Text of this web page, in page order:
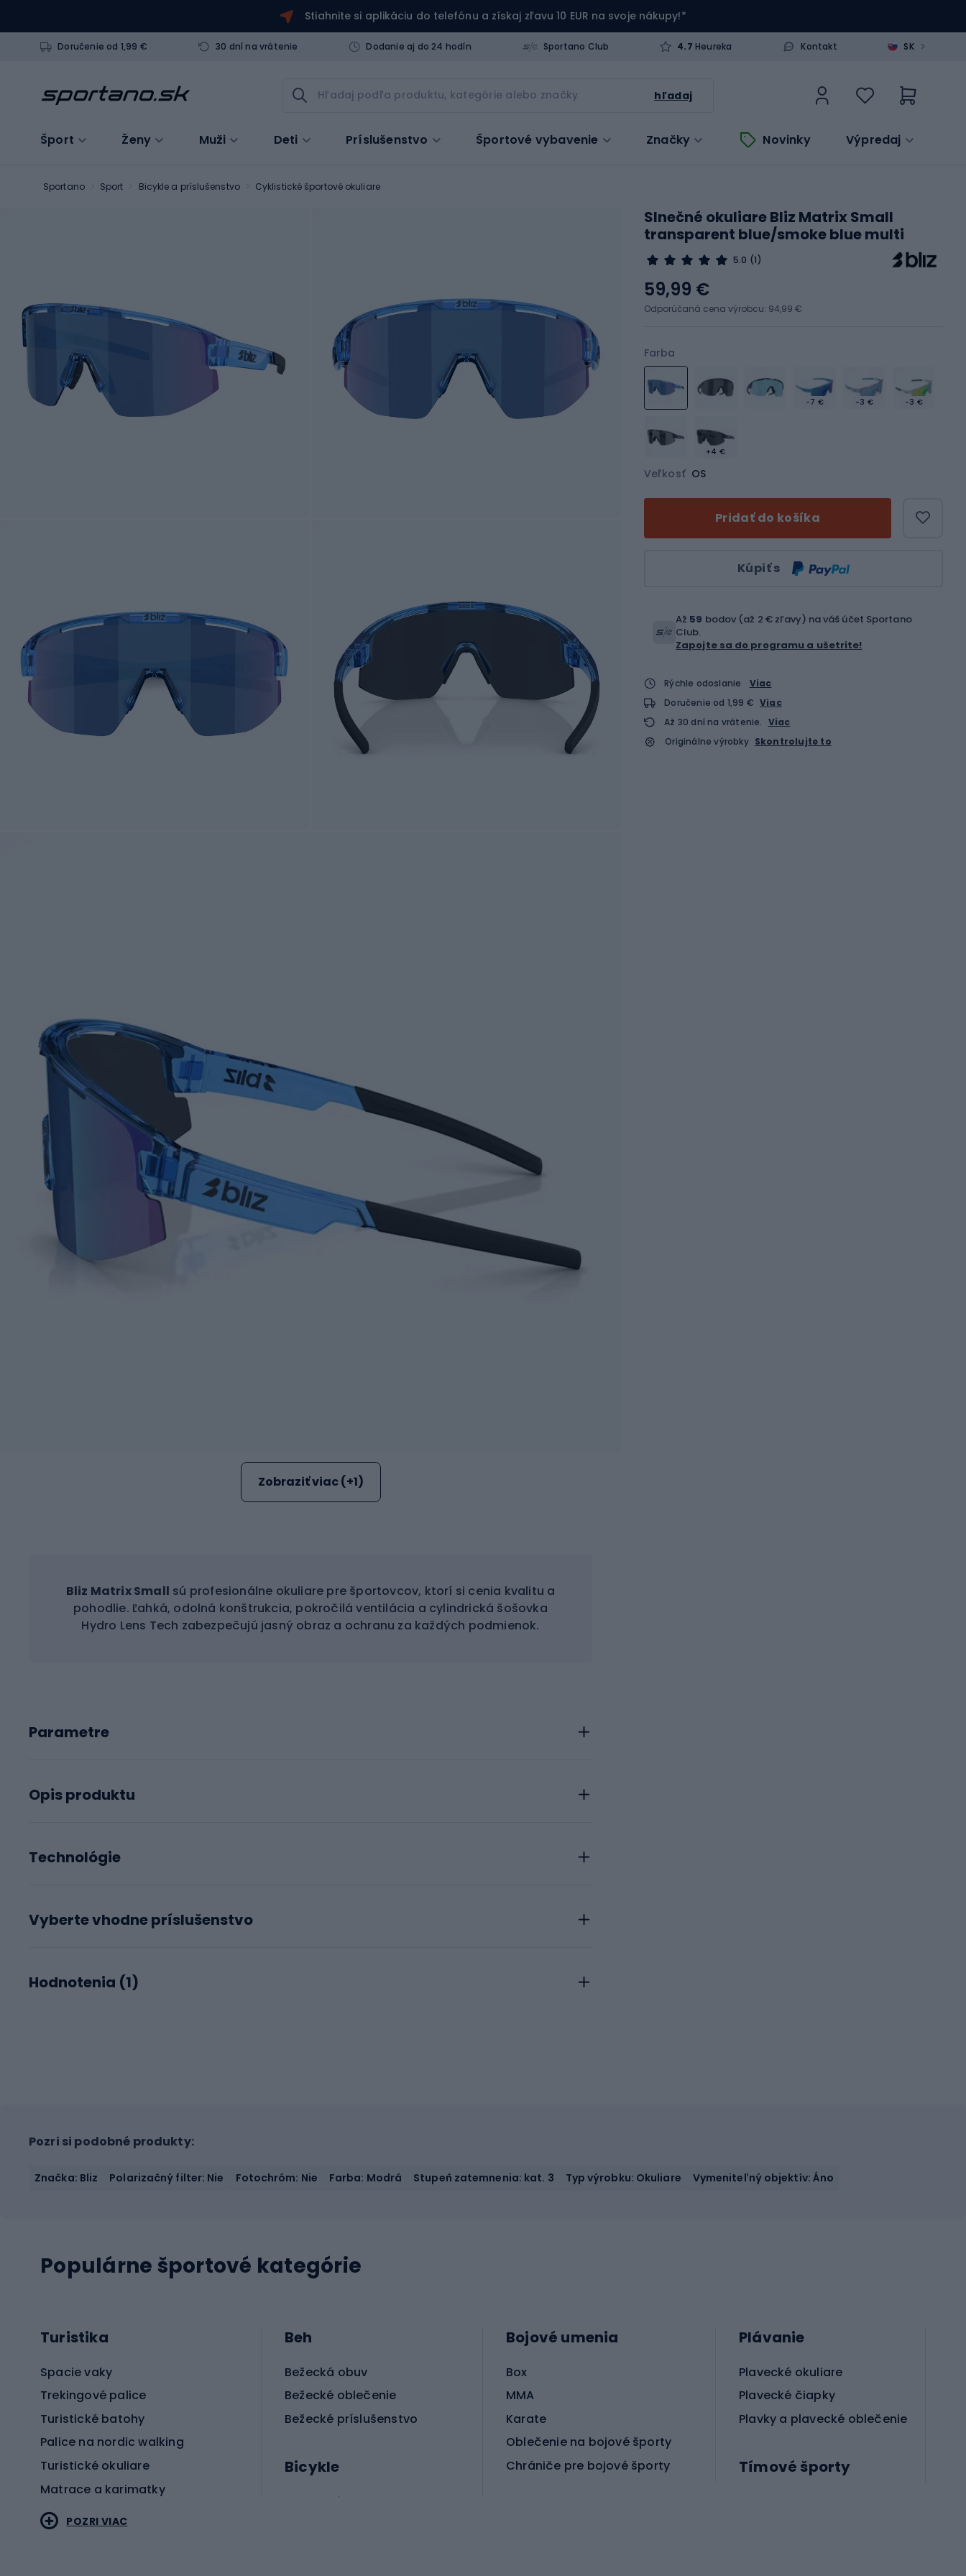
Stiahnite si aplikáciu do telefónu a získaj zľavu 10 EUR na svoje nákupy!*
Doručenie od 1,99 € 30 dní na vrátenie Dodanie aj do 24 hodín Sportano Club 4.7 Heureka Kontakt SK >
hľadaj
Šport Ženy Muži Deti Príslušenstvo Športové vybavenie Značky Novinky Výpredaj
Sportano Sport Bicykle a príslušenstvo Cyklistické športové okuliare
Zobraziť viac (+1)
Bliz Matrix Small sú profesionálne okuliare pre športovcov, ktorí si cenia kvalitu a
pohodlie. Ľahká, odolná konštrukcia, pokročilá ventilácia a cylindrická šošovka
Hydro Lens Tech zabezpečujú jasný obraz a ochranu za každých podmienok.
Parametre
Opis produktu
Technológie
Vyberte vhodne príslušenstvo
Hodnotenia (1)
Slnečné okuliare Bliz Matrix Small
transparent blue/smoke blue multi
5.0 (1)
Farba
-7 € -3 € -3 €
+4 €
Veľkosť OS
Pridať do košíka
Kúpiť s
59,99 €
Odporúčaná cena výrobcu: 94,99 €
Až 59 bodov (až 2 € zľavy) na váš účet Sportano
Club.
Zapojte sa do programu a ušetrite!
Rýchle odoslanie
Viac
Doručenie od 1,99 € Viac
Až 30 dní na vrátenie. Viac
Originálne výrobky Skontrolujte to
Pozri si podobné produkty:
Značka: Bliz Polarizačný filter: Nie Fotochróm: Nie Farba: Modrá Stupeň zatemnenia: kat. 3 Typ výrobku: Okuliare Vymeniteľný objektív: Áno
Populárne športové kategórie
Turistika
Spacie vaky
Trekingové palice
Turistické batohy
Palice na nordic walking
Turistické okuliare
Matrace a karimatky
Beh
Bežecká obuv
Bežecké oblečenie
Bežecké príslušenstvo
Bicykle
Elektrické bicykle
Bojové umenia
Box
MMA
Karate
Oblečenie na bojové športy
Chrániče pre bojové športy
Plávanie
Plavecké okuliare
Plavecké čiapky
Plavky a plavecké oblečenie
Tímové športy
POZRI VIAC